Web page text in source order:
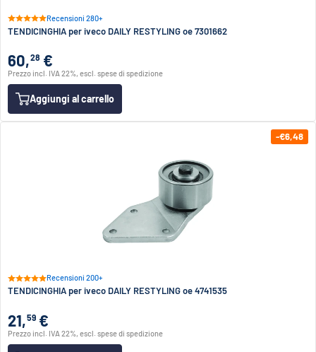
Recensioni 280+
TENDICINGHIA per iveco DAILY RESTYLING oe 7301662
60,28 €
Prezzo incl. IVA 22%, escl. spese di spedizione
Aggiungi al carrello
-€6,48
Recensioni 200+
TENDICINGHIA per iveco DAILY RESTYLING oe 4741535
21,59 €
Prezzo incl. IVA 22%, escl. spese di spedizione